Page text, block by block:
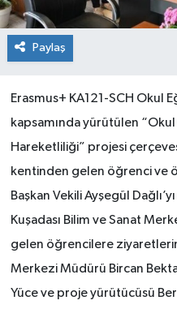
Paylaş
Erasmus+ KA121-SCH Okul
kapsamında yürütülen
Hareketliliği” projesi
kentinden gelen öğrenci ve
Başkan Vekili Ayşegül
Kuşadası Bilim ve Sanat
gelen öğrencilere
Merkezi Müdürü Bircan
Yüce ve proje yürütücüsü